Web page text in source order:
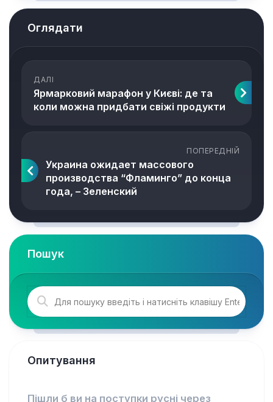
Оглядати
ДАЛІ
Ярмарковий марафон у Києві: де та
коли можна придбати свіжі продукти
ПОПЕРЕДНІЙ
Украина ожидает массового
производства “Фламинго” до конца
года, – Зеленский
Пошук
Опитування
Пішли б ви на поступки русні через